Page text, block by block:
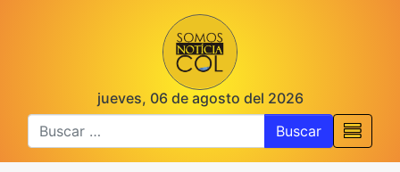
jueves, 06 de agosto del 2026
Buscar